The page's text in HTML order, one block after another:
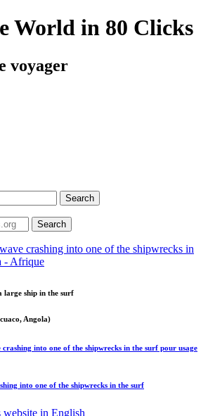
World in 80 Clicks
voyager
large ship in the surf
Angola)
crashing into one of the shipwrecks in the surf pour usage
into one of the shipwrecks in the surf